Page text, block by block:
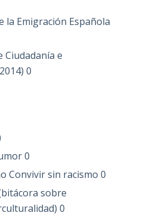
la Emigración Española
Ciudadanía e
0
0
Convivir sin racismo 0
sobre
0